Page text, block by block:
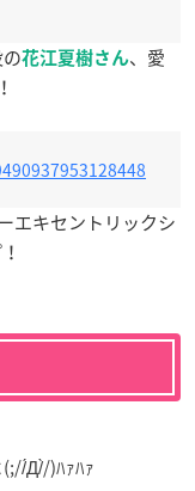
花江夏樹さん、愛
エキセントリックシ
(;//́Д/̀/)ﾊｧﾊｧ